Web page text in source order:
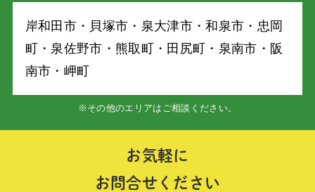
岸和⽥市・⾙塚市・泉⼤津市・和泉市・忠岡
町・泉佐野市・熊取町・⽥尻町・泉南市・阪
南市・岬町
※その他のエリアはご相談ください。
お気軽に
お問合せください